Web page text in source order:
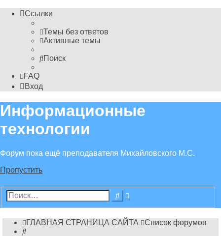
Ссылки
Темы без ответов
Активные темы
Поиск
FAQ
Вход
Информационные
технологии
Форум пока ещё преподавателя Михайловского М.С.
Пропустить
Поиск
ГЛАВНАЯ СТРАНИЦА САЙТА
Список форумов
Поиск